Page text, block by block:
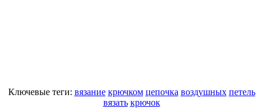
Ключевые теги: вязание крючком цепочка воздушных петель
вязать крючок